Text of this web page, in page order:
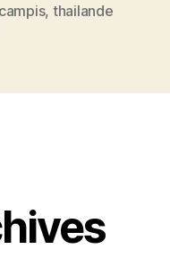
, thailande